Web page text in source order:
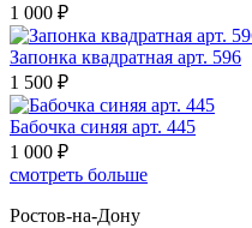
1 000 ₽
Запонка квадратная арт. 596
1 500 ₽
Бабочка синяя арт. 445
1 000 ₽
смотреть больше
Ростов-на-Дону